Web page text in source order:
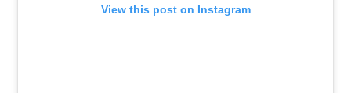
View this post on Instagram